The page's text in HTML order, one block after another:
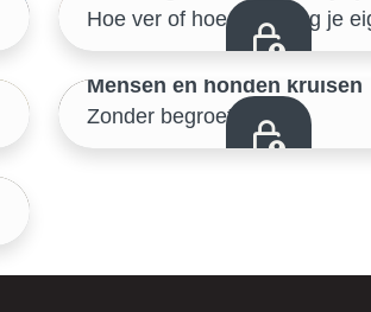
Samen de buitenwereld verkennen
Samen de buitenwereld verkennen
Mensen en honden kruisen
Zonder begroeting